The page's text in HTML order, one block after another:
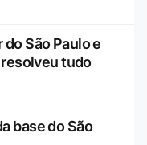
São Paulo e
resolveu tudo
base do São